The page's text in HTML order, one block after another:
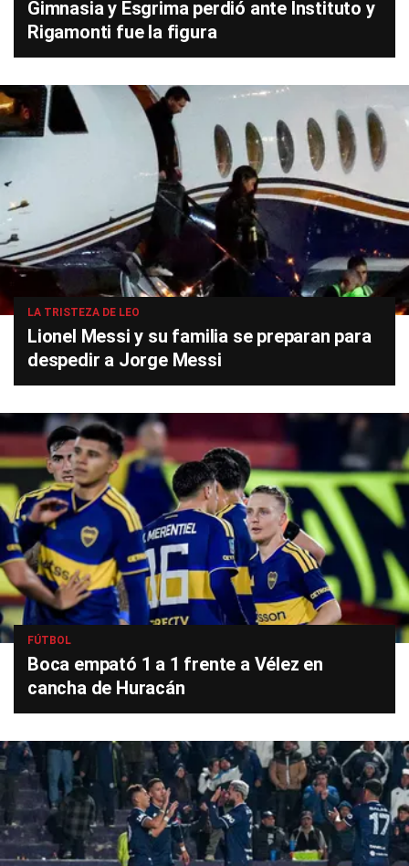
Gimnasia y Esgrima perdió ante Instituto y
Rigamonti fue la figura
LA TRISTEZA DE LEO
Lionel Messi y su familia se preparan para
despedir a Jorge Messi
FÚTBOL
Boca empató 1 a 1 frente a Vélez en
cancha de Huracán